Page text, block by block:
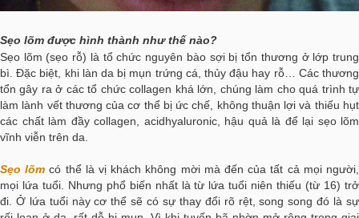
Sẹo lõm được hình thành như thế nào?
Sẹo lõm (sẹo rỗ) là tổ chức nguyên bào sợi bị tổn thương ở lớp trung
bì. Đặc biệt, khi làn da bị mụn trứng cá, thủy đậu hay rỗ… Các thương
tổn gây ra ở các tổ chức collagen khá lớn, chúng làm cho quá trình tự
làm lành vết thương của cơ thể bị ức chế, không thuận lợi và thiếu hụt
các chất làm đầy collagen, acidhyaluronic, hậu quả là để lại sẹo lõm
vĩnh viễn trên da.
Sẹo lõm có thể là vị khách không mời mà đến của tất cả mọi người,
mọi lứa tuổi. Nhưng phổ biến nhất là từ lứa tuổi niên thiếu (từ 16) trở
đi. Ở lứa tuổi này cơ thể sẽ có sự thay đổi rõ rệt, song song đó là sự